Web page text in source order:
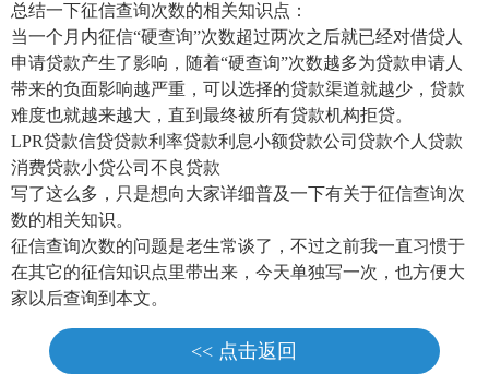
总结一下征信查询次数的相关知识点：
当一个月内征信“硬查询”次数超过两次之后就已经对借贷人
申请贷款产生了影响，随着“硬查询”次数越多为贷款申请人
带来的负面影响越严重，可以选择的贷款渠道就越少，贷款
难度也就越来越大，直到最终被所有贷款机构拒贷。
LPR贷款信贷贷款利率贷款利息小额贷款公司贷款个人贷款
消费贷款小贷公司不良贷款
写了这么多，只是想向大家详细普及一下有关于征信查询次
数的相关知识。
征信查询次数的问题是老生常谈了，不过之前我一直习惯于
在其它的征信知识点里带出来，今天单独写一次，也方便大
家以后查询到本文。
<< 点击返回